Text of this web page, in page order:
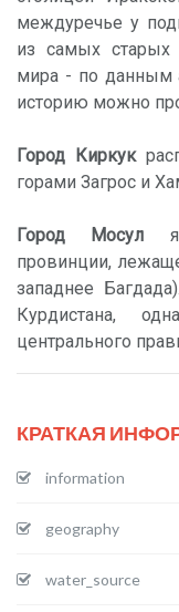
междуречье у
из самых старых
мира - по данным
историю можно
Город Киркук
горами Загрос и
Город Мосул
провинции,
западнее
Курдистана,
центрального
КРАТКАЯ
information
geography
water_source